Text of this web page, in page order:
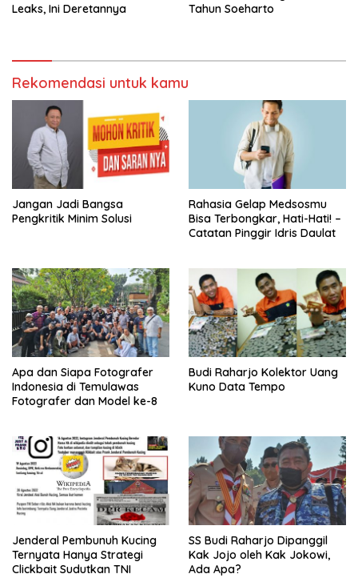
Leaks, Ini Deretannya
Tahun Soeharto
Rekomendasi untuk kamu
Jangan Jadi Bangsa
Pengkritik Minim Solusi
Rahasia Gelap Medsosmu
Bisa Terbongkar, Hati-Hati! –
Catatan Pinggir Idris Daulat
Apa dan Siapa Fotografer
Indonesia di Temulawas
Fotografer dan Model ke-8
Budi Raharjo Kolektor Uang
Kuno Data Tempo
Jenderal Pembunuh Kucing
Ternyata Hanya Strategi
Clickbait Sudutkan TNI
SS Budi Raharjo Dipanggil
Kak Jojo oleh Kak Jokowi,
Ada Apa?